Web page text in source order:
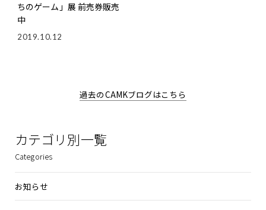
ちのゲーム」展 前売券販売
中
2019.10.12
過去のCAMKブログはこちら
カテゴリ別一覧
Categories
お知らせ